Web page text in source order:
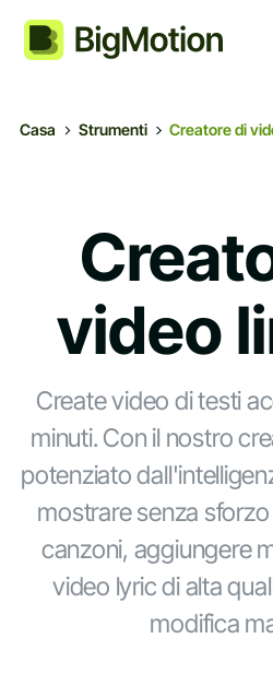
Casa Strumenti Creatore di
video
Create video di testi
minuti. Con il nostro
potenziato
mostrare senza
canzoni, aggiungere
video lyric di alta
modifica